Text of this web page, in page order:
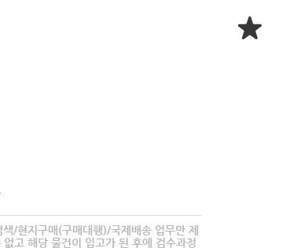
/현지구매(구매대행)/국제배송 업무만 제
고 해당 물건이 입고가 된 후에 검수과정